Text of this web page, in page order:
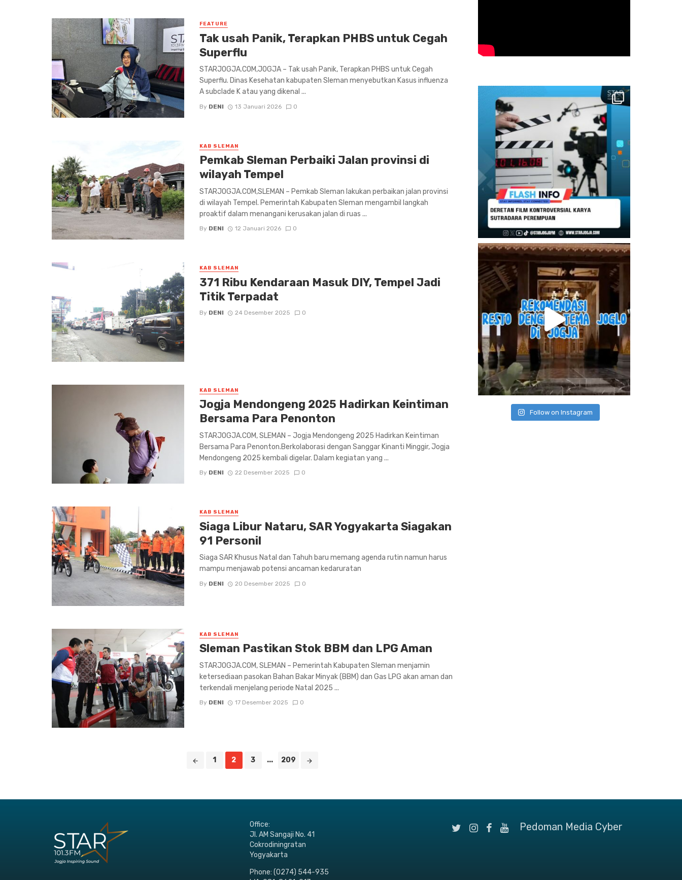
FEATURE
Tak usah Panik, Terapkan PHBS untuk Cegah
Superflu
STARJOGJA.COM,JOGJA – Tak usah Panik, Terapkan PHBS untuk Cegah
Superflu. Dinas Kesehatan kabupaten Sleman menyebutkan Kasus influenza
A subclade K atau yang dikenal ...
By DENI 13 Januari 2026 0
KAB SLEMAN
Pemkab Sleman Perbaiki Jalan provinsi di
wilayah Tempel
STARJOGJA.COM,SLEMAN – Pemkab Sleman lakukan perbaikan jalan provinsi
di wilayah Tempel. Pemerintah Kabupaten Sleman mengambil langkah
proaktif dalam menangani kerusakan jalan di ruas ...
By DENI 12 Januari 2026 0
KAB SLEMAN
371 Ribu Kendaraan Masuk DIY, Tempel Jadi
Titik Terpadat
By DENI 24 Desember 2025 0
KAB SLEMAN
Jogja Mendongeng 2025 Hadirkan Keintiman
Bersama Para Penonton
STARJOGJA.COM, SLEMAN – Jogja Mendongeng 2025 Hadirkan Keintiman
Bersama Para Penonton.Berkolaborasi dengan Sanggar Kinanti Minggir, Jogja
Mendongeng 2025 kembali digelar. Dalam kegiatan yang ...
By DENI 22 Desember 2025 0
KAB SLEMAN
Siaga Libur Nataru, SAR Yogyakarta Siagakan
91 Personil
Siaga SAR Khusus Natal dan Tahuh baru memang agenda rutin namun harus
mampu menjawab potensi ancaman kedaruratan
By DENI 20 Desember 2025 0
KAB SLEMAN
Sleman Pastikan Stok BBM dan LPG Aman
STARJOGJA.COM, SLEMAN – Pemerintah Kabupaten Sleman menjamin
ketersediaan pasokan Bahan Bakar Minyak (BBM) dan Gas LPG akan aman dan
terkendali menjelang periode Natal 2025 ...
By DENI 17 Desember 2025 0
1 2 3 ... 209
Follow on Instagram
Office:
Jl. AM Sangaji No. 41
Cokrodiningratan
Yogyakarta
Phone: (0274) 544-935
Pedoman Media Cyber